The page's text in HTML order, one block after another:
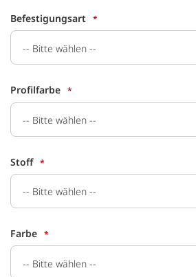
Befestigungsart
Profilfarbe
Stoff
Farbe